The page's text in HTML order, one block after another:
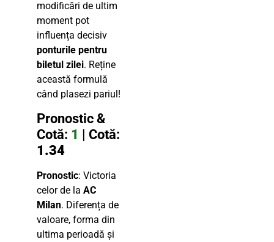
modificări de ultim
moment pot
influența decisiv
ponturile pentru
biletul zilei. Reține
această formulă
când plasezi pariul!
Pronostic &
Cotă: 1 | Cotă:
1.34
Pronostic: Victoria
celor de la AC
Milan. Diferența de
valoare, forma din
ultima perioadă și